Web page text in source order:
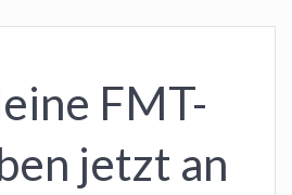
FMT-
jetzt an